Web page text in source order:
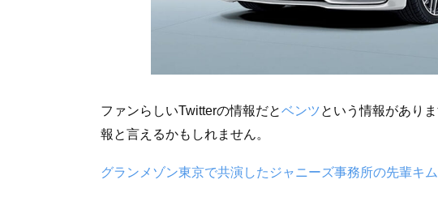
ファンらしいTwitterの情報だとベンツという情報があり
報と言えるかもしれません。
グランメゾン東京で共演したジャニーズ事務所の先輩キ